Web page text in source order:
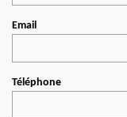
Email
Téléphone